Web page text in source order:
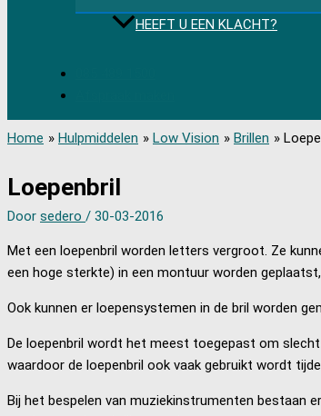
HEEFT U EEN KLACHT?
Home Hulpmiddelen Low Vision Brillen
Loepenbril
Door sedero / 30-03-2016
Met een loepenbril worden letters vergroot. Ze
een hoge sterkte) in een montuur worden
Ook kunnen er loepensystemen in de bril worden
De loepenbril wordt het meest toegepast om
waardoor de loepenbril ook vaak gebruikt wordt
Bij het bespelen van muziekinstrumenten bestaan